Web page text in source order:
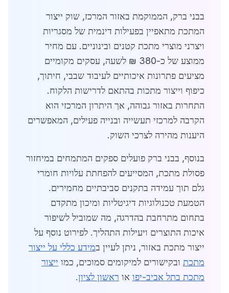
בבני ברק, הממוקמת באזור המרכז, שוק ייצור
המתכת מתאפיין בפעילות דינמית של מסגריות
ויצרני מוצרי מתכת קטנים ובינוניים. עם מחיר
ממוצע של כ-380 ₪ לשעה, עסקים מקומיים
מציעים פתרונות איכותיים לעיבוד שבבי, חיתוך,
כיפוף וייצור מתכות בהתאם לדרישות הלקוח.
התחרות באזור גבוהה, אך היתרון המרכזי הוא
הקרבה למרכזי תעשייה ובנייה פעילים, המאפשרים
היענות מהירה לצרכי השוק.
בנוסף, בבני ברק פועלים ספקים המתמחים במיחזור
פסולת מתכת, המסייעים להפחתת עלויות חומרי
גלם תוך עמידה בתקנים סביבתיים מחמירים.
הטמעת טכנולוגיות דיגיטליות ומיכון מתקדם
בתחום מתרחבת בהדרגה, מה שמוביל לשיפור
איכות התוצרים ויעילות התהליך. לפירוט נוסף על
ייצור מתכת באזור, ניתן לעיין במידע כללי על ייצור
מתכת ובקישורים למיקומים סמוכים, כמו ייצור
מתכת בתל אביב-יפו או ראשון לציון.